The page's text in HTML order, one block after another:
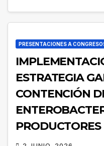
PRESENTACIONES A
ESTRATEGIA
CONTENCIÓN
PRODUCTORES